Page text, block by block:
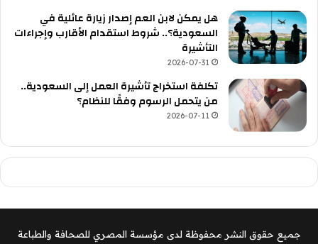
هل يمكن لابن العم إصدار زيارة عائلية في
السعودية؟.. شروط استقدام الأقارب وإجراءات
التأشيرة
2026-07-31
تكلفة استخراج تأشيرة العمل إلى السعودية..
من يتحمل الرسوم وفقًا للنظام؟
2026-07-11
جميع حقوق النشر محفوظة لدى مؤسسة المصري للصحافة والطباعة